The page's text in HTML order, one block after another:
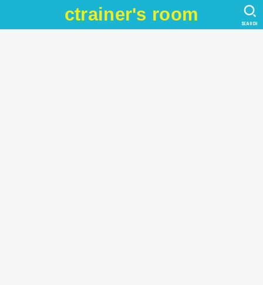
ctrainer's room SEARCH